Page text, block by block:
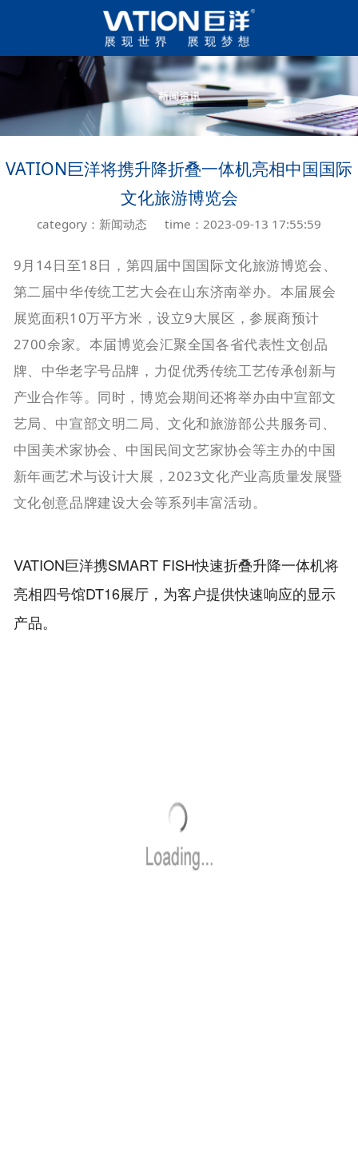
VATION巨洋将携升降折叠一体机亮相中国国际
文化旅游博览会
category：新闻动态 time：2023-09-13 17:55:59
9月14日至18日，第四届中国国际文化旅游博览会、
第二届中华传统工艺大会在山东济南举办。本届展会
展览面积10万平方米，设立9大展区，参展商预计
2700余家。本届博览会汇聚全国各省代表性文创品
牌、中华老字号品牌，力促优秀传统工艺传承创新与
产业合作等。同时，博览会期间还将举办由中宣部文
艺局、中宣部文明二局、文化和旅游部公共服务司、
中国美术家协会、中国民间文艺家协会等主办的中国
新年画艺术与设计大展，2023文化产业高质量发展暨
文化创意品牌建设大会等系列丰富活动。
VATION巨洋携SMART FISH快速折叠升降一体机将
亮相四号馆DT16展厅，为客户提供快速响应的显示
产品。